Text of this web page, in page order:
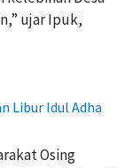
ujar Ipuk,
Libur Idul Adha
Osing